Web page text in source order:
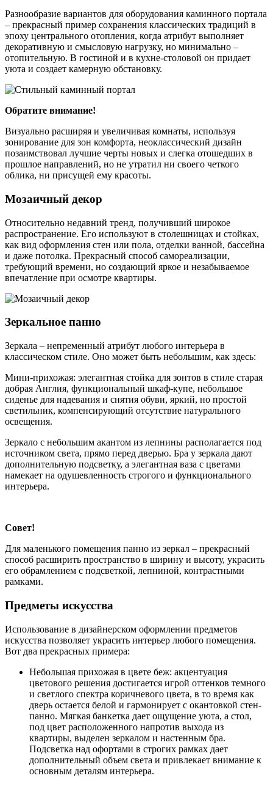
Разнообразие вариантов для оборудования каминного портала
– прекрасный пример сохранения классических традиций в
эпоху центрального отопления, когда атрибут выполняет
декоративную и смысловую нагрузку, но минимально –
отопительную. В гостиной и в кухне-столовой он придает
уюта и создает камерную обстановку.
Обратите внимание!
Визуально расширяя и увеличивая комнаты, используя
зонирование для зон комфорта, неоклассический дизайн
позаимствовал лучшие черты новых и слегка отошедших в
прошлое направлений, но не утратил ни своего четкого
облика, ни присущей ему красоты.
Мозаичный декор
Относительно недавний тренд, получивший широкое
распространение. Его используют в столешницах и стойках,
как вид оформления стен или пола, отделки ванной, бассейна
и даже потолка. Прекрасный способ самореализации,
требующий времени, но создающий яркое и незабываемое
впечатление при осмотре квартиры.
Зеркальное панно
Зеркала – непременный атрибут любого интерьера в
классическом стиле. Оно может быть небольшим, как здесь:
Мини-прихожая: элегантная стойка для зонтов в стиле старая
добрая Англия, функциональный шкаф-купе, небольшое
сиденье для надевания и снятия обуви, яркий, но простой
светильник, компенсирующий отсутствие натурального
освещения.
Зеркало с небольшим акантом из лепнины располагается под
источником света, прямо перед дверью. Бра у зеркала дают
дополнительную подсветку, а элегантная ваза с цветами
намекает на одушевленность строгого и функционального
интерьера.
Совет!
Для маленького помещения панно из зеркал – прекрасный
способ расширить пространство в ширину и высоту, украсить
его обрамлением с подсветкой, лепниной, контрастными
рамками.
Предметы искусства
Использование в дизайнерском оформлении предметов
искусства позволяет украсить интерьер любого помещения.
Вот два прекрасных примера:
Небольшая прихожая в цвете беж: акцентуация
цветового решения достигается игрой оттенков темного
и светлого спектра коричневого цвета, в то время как
дверь остается белой и гармонирует с окантовкой стен-
панно. Мягкая банкетка дает ощущение уюта, а стол,
под цвет расположенного напротив выхода из
квартиры, выделен зеркалом и настенным бра.
Подсветка над офортами в строгих рамках дает
дополнительный объем света и привлекает внимание к
основным деталям интерьера.